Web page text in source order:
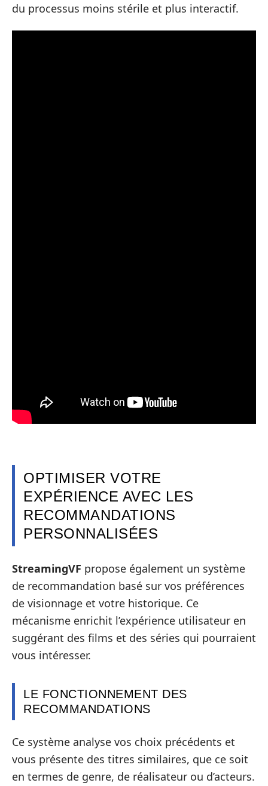
du processus moins stérile et plus interactif.
OPTIMISER VOTRE
EXPÉRIENCE AVEC LES
RECOMMANDATIONS
PERSONNALISÉES
StreamingVF propose également un système
de recommandation basé sur vos préférences
de visionnage et votre historique. Ce
mécanisme enrichit l’expérience utilisateur en
suggérant des films et des séries qui pourraient
vous intéresser.
LE FONCTIONNEMENT DES
RECOMMANDATIONS
Ce système analyse vos choix précédents et
vous présente des titres similaires, que ce soit
en termes de genre, de réalisateur ou d’acteurs.